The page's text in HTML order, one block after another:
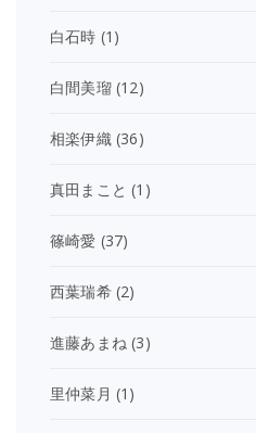
白石時 (1)
白間美瑠(12)
相楽伊織(36)
真田まこと (1)
篠崎愛 (37)
西葉瑞希(2)
進藤あまね (3)
里仲菜月 (1)